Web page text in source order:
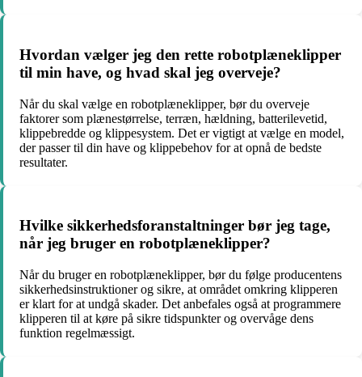
Hvordan vælger jeg den rette robotplæneklipper
til min have, og hvad skal jeg overveje?
Når du skal vælge en robotplæneklipper, bør du overveje
faktorer som plænestørrelse, terræn, hældning, batterilevetid,
klippebredde og klippesystem. Det er vigtigt at vælge en model,
der passer til din have og klippebehov for at opnå de bedste
resultater.
Hvilke sikkerhedsforanstaltninger bør jeg tage,
når jeg bruger en robotplæneklipper?
Når du bruger en robotplæneklipper, bør du følge producentens
sikkerhedsinstruktioner og sikre, at området omkring klipperen
er klart for at undgå skader. Det anbefales også at programmere
klipperen til at køre på sikre tidspunkter og overvåge dens
funktion regelmæssigt.